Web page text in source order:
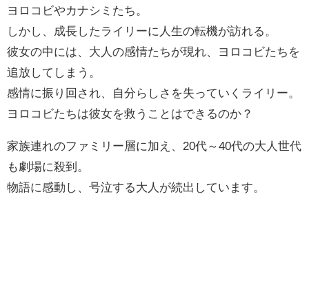
ヨロコビやカナシミたち。
しかし、成長したライリーに人生の転機が訪れる。
彼女の中には、大人の感情たちが現れ、ヨロコビたちを
追放してしまう。
感情に振り回され、自分らしさを失っていくライリー。
ヨロコビたちは彼女を救うことはできるのか？
家族連れのファミリー層に加え、20代～40代の大人世代
も劇場に殺到。
物語に感動し、号泣する大人が続出しています。